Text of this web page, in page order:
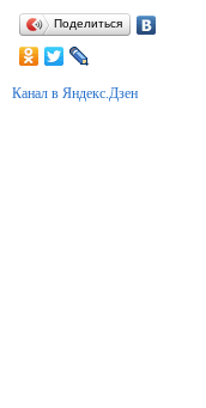
Поделиться
Канал в Яндекс.Дзен